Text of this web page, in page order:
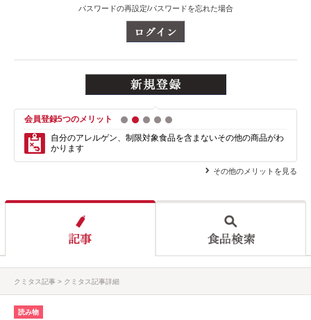
パスワードの再設定/パスワードを忘れた場合
会員登録5つのメリット 1 2 3 4
自分のアレルゲン、制限対象食品を含まないその他の商品がわ
かります
その他のメリットを見る
クミタス記事 クミタス記事詳細
読み物